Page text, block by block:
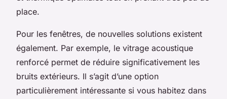
place.
Pour les fenêtres, de nouvelles solutions existent
également. Par exemple, le vitrage acoustique
renforcé permet de réduire significativement les
bruits extérieurs. Il s’agit d’une option
particulièrement intéressante si vous habitez dans